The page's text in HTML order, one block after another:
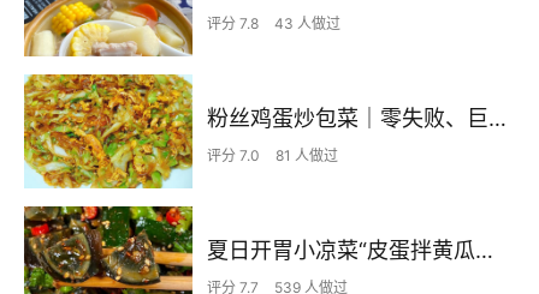
评分 7.8 43 人做过
粉丝鸡蛋炒包菜｜零失败、巨下饭
评分 7.0 81 人做过
夏日开胃小凉菜“皮蛋拌黄瓜🥒”开胃减脂
评分 7.7 539 人做过